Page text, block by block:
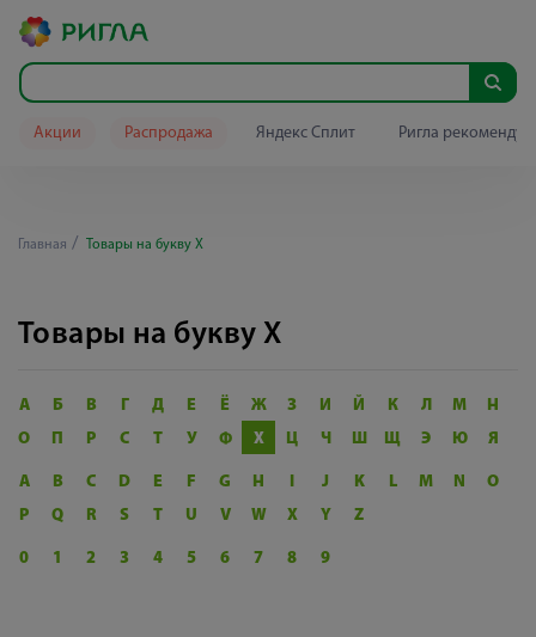
Акции Распродажа Яндекс Сплит Ригла
Главная Товары на букву Х
Товары на букву Х
А Б В Г Д Е Ё Ж З И Й К Л М
Н
О
П Р С Т У Ф Х Ц Ч Ш Щ Э Ю Я
A B C D E F G H I J K L M N
O
P
Q R S T U V W X Y Z
0 1 2 3 4 5 6 7 8 9